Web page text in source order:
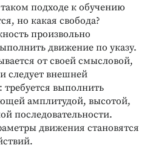
подходе к обучению
но какая свобода?
произвольно
движение по указу.
от своей смысловой,
следует внешней
требуется выполнить
амплитудой, высотой,
последовательности.
движения становятся